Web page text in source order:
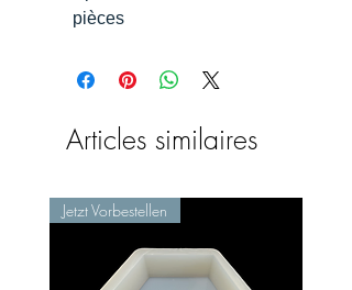
pièces
Articles similaires
Jetzt Vorbestellen